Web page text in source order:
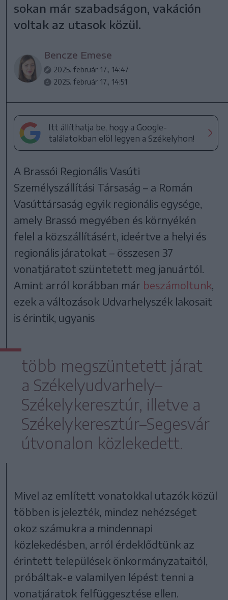
sokan már szabadságon, vakáción
voltak az utasok közül.
Bencze Emese
2025. február 17., 14:47
2025. február 17., 14:51
Itt állíthatja be, hogy a Google-
találatokban elöl legyen a Székelyhon!
A Brassói Regionális Vasúti
Személyszállítási Társaság – a Román
Vasúttársaság egyik regionális egysége,
amely Brassó megyében és környékén
felel a közszállításért, ideértve a helyi és
regionális járatokat – összesen 37
vonatjáratot szüntetett meg januártól.
Amint arról korábban már beszámoltunk
ezek a változások Udvarhelyszék lakosait
is érintik, ugyanis
több megszüntetett járat
a Székelyudvarhely–
Székelykeresztúr, illetve a
Székelykeresztúr–Segesvár
útvonalon közlekedett.
Mivel az említett vonatokkal utazók közül
többen is jelezték, mindez nehézséget
okoz számukra a mindennapi
közlekedésben, arról érdeklődtünk az
érintett települések önkormányzataitól,
próbáltak-e valamilyen lépést tenni a
vonatjáratok felfüggesztése ellen.